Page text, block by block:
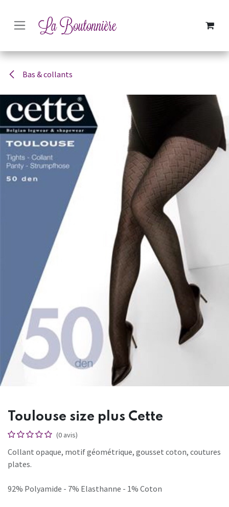
Bas & collants
Toulouse size plus Cette
(0 avis)
Collant opaque, motif géométrique, gousset coton, coutures
plates.
92% Polyamide - 7% Elasthanne - 1% Coton